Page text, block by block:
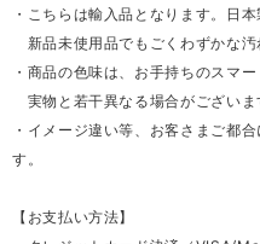
・こちらは輸入品となります。日
新品未使用品でもごくわずかな汚
・商品の色味は、お手持ちのスマ
実物と若干異なる場合がございま
・イメージ違い等、お客さまご都
す。
【お支払い方法】